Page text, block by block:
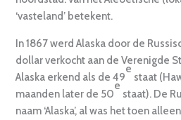
‘vasteland’ betekent.
In 1867 werd Alaska door de
dollar verkocht aan de Verenigde
Alaska erkend als de 49
e
staat
maanden later de 50
e
staat). De
naam ‘Alaska’, al was het toen